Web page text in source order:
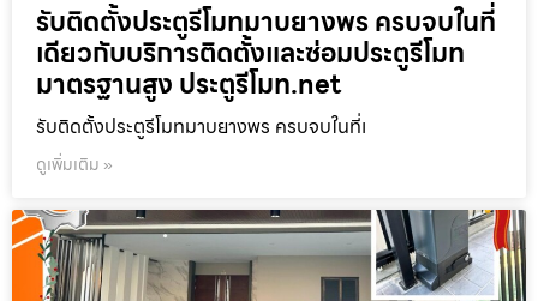
รับติดตั้งประตูรีโมทมาบยางพร ครบจบในที่
เดียวกับบริการติดตั้งและซ่อมประตูรีโมท
มาตรฐานสูง ประตูรีโมท.net
รับติดตั้งประตูรีโมทมาบยางพร ครบจบในที่เ
ดูเพิ่มเติม »